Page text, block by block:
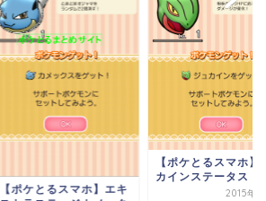
【ポケとるスマホ】エキ
【ポケとるスマホ】
カインステータス
2015年9